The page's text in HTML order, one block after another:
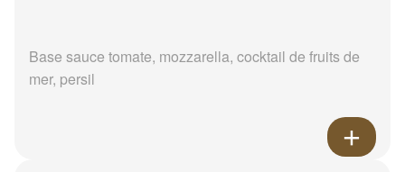
Base sauce tomate, mozzarella, cocktail de fruits de
mer, persil